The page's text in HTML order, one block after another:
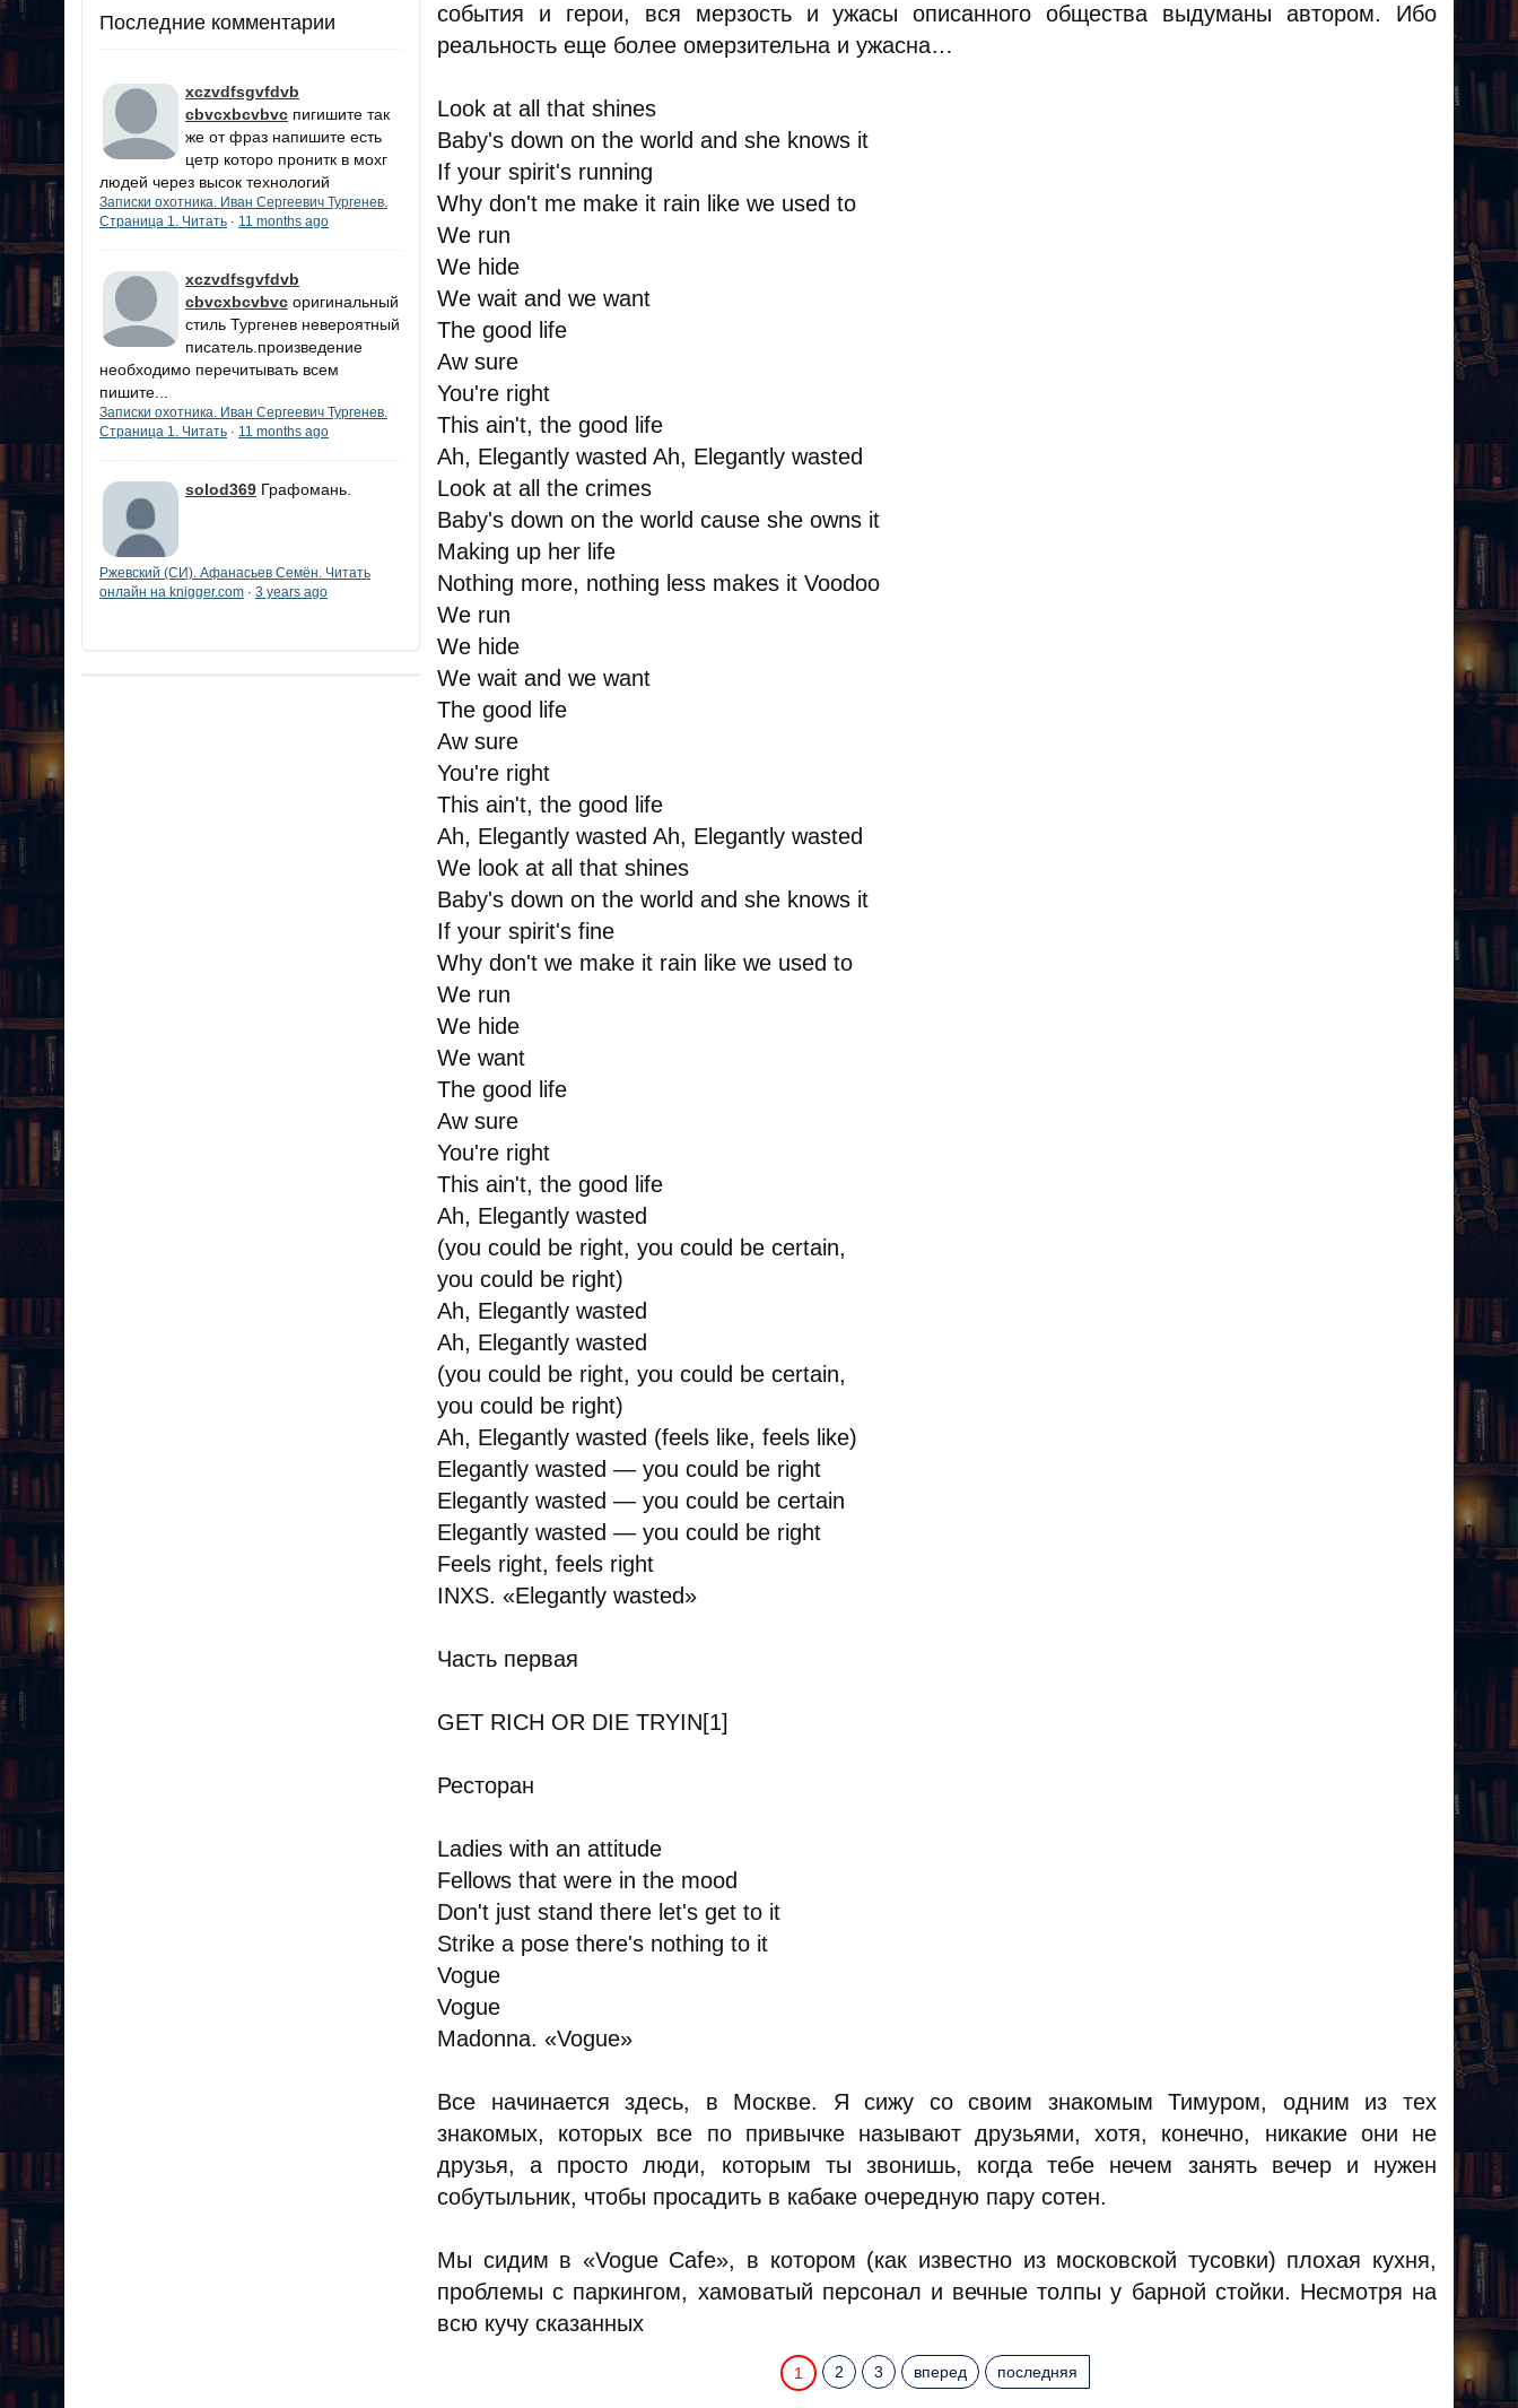
Последние комментарии
xczvdfsgvfdvb
cbvcxbcvbvc пигишите так
же от фраз напишите есть
цетр которо пронитк в мохг
людей через высок технологий
Записки охотника. Иван Сергеевич Тургенев.
Страница 1. Читать · 11 months ago
xczvdfsgvfdvb
cbvcxbcvbvc оригинальный
стиль Тургенев невероятный
писатель.произведение
необходимо перечитывать всем
пишите...
Записки охотника. Иван Сергеевич Тургенев.
Страница 1. Читать · 11 months ago
solod369 Графомань.
Ржевский (СИ). Афанасьев Семён. Читать
онлайн на knigger.com · 3 years ago
события и герои, вся мерзость и ужасы описанного общества выдуманы автором. Ибо
реальность еще более омерзительна и ужасна…
Look at all that shines
Baby's down on the world and she knows it
If your spirit's running
Why don't me make it rain like we used to
We run
We hide
We wait and we want
The good life
Aw sure
You're right
This ain't, the good life
Ah, Elegantly wasted Ah, Elegantly wasted
Look at all the crimes
Baby's down on the world cause she owns it
Making up her life
Nothing more, nothing less makes it Voodoo
We run
We hide
We wait and we want
The good life
Aw sure
You're right
This ain't, the good life
Ah, Elegantly wasted Ah, Elegantly wasted
We look at all that shines
Baby's down on the world and she knows it
If your spirit's fine
Why don't we make it rain like we used to
We run
We hide
We want
The good life
Aw sure
You're right
This ain't, the good life
Ah, Elegantly wasted
(you could be right, you could be certain,
you could be right)
Ah, Elegantly wasted
Ah, Elegantly wasted
(you could be right, you could be certain,
you could be right)
Ah, Elegantly wasted (feels like, feels like)
Elegantly wasted — you could be right
Elegantly wasted — you could be certain
Elegantly wasted — you could be right
Feels right, feels right
INXS. «Elegantly wasted»
Часть первая
GET RICH OR DIE TRYIN[1]
Ресторан
Ladies with an attitude
Fellows that were in the mood
Don't just stand there let's get to it
Strike a pose there's nothing to it
Vogue
Vogue
Madonna. «Vogue»
Все начинается здесь, в Москве. Я сижу со своим знакомым Тимуром, одним из тех
знакомых, которых все по привычке называют друзьями, хотя, конечно, никакие они не
друзья, а просто люди, которым ты звонишь, когда тебе нечем занять вечер и нужен
собутыльник, чтобы просадить в кабаке очередную пару сотен.
Мы сидим в «Vogue Cafe», в котором (как известно из московской тусовки) плохая кухня,
проблемы с паркингом, хамоватый персонал и вечные толпы у барной стойки. Несмотря на
всю кучу сказанных
1 2 3 вперед последняя